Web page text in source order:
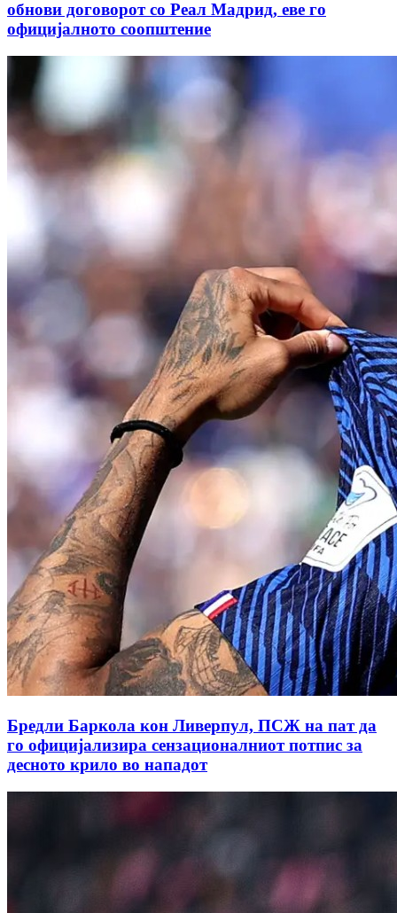
обнови договорот со Реал Мадрид, еве го
официјалното соопштение
Бредли Баркола кон Ливерпул, ПСЖ на пат да
го официјализира сензационалниот потпис за
десното крило во нападот